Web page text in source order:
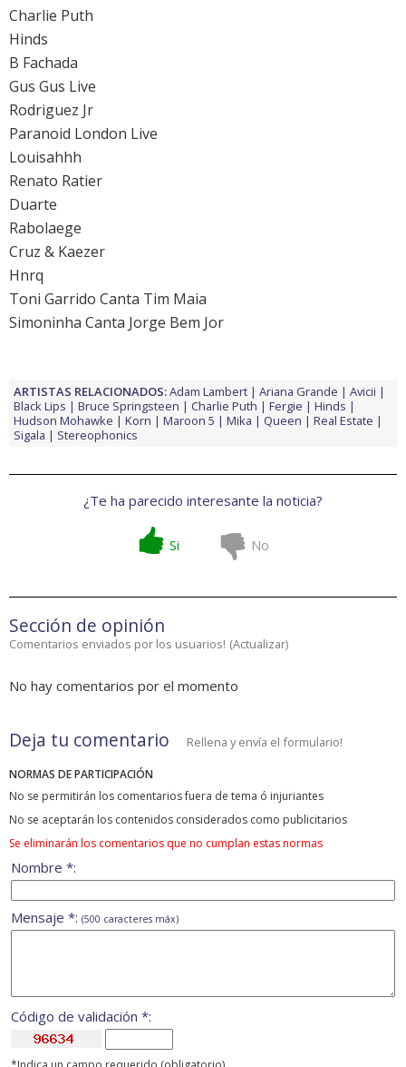
Charlie Puth
Hinds
B Fachada
Gus Gus Live
Rodriguez Jr
Paranoid London Live
Louisahhh
Renato Ratier
Duarte
Rabolaege
Cruz & Kaezer
Hnrq
Toni Garrido Canta Tim Maia
Simoninha Canta Jorge Bem Jor
ARTISTAS RELACIONADOS:Adam Lambert Ariana Grande
Avicii
Black Lips
Bruce Springsteen Charlie Puth Fergie
Hinds
Hudson Mohawke
Korn Maroon 5 Mika Queen
Real Estate
Sigala
Stereophonics
¿Te ha parecido interesante la noticia?
Si No
Sección de opinión
Comentarios enviados por los usuarios! (Actualizar)
No hay comentarios por el momento
Deja tu comentario Rellena y envía el formulario!
NORMAS DE PARTICIPACIÓN
No se permitirán los comentarios fuera de tema ó injuriantes
No se aceptarán los contenidos considerados como publicitarios
Se eliminarán los comentarios que no cumplan estas normas
Nombre *:
Mensaje *: (500 caracteres máx)
Código de validación *: